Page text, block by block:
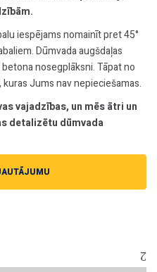
iespējams nomainīt pret 45°
Dūmvada augšdaļas
nosegplāksni. Tāpat no
Jums nav nepieciešamas.
vajadzības, un mēs ātri un
detalizētu dūmvada